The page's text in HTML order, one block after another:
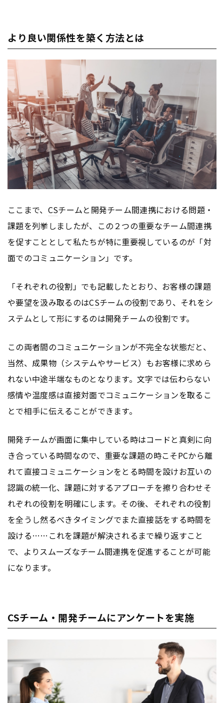
より良い関係性を築く方法とは
ここまで、 CSチームと開発チーム間連携における問題・
課題を列挙しましたが、この２つの重要なチーム間連携
を促すこととして私たちが特に重要視しているのが「対
面でのコミュニケーション」です。
「それぞれの役割」でも記載したとおり、お客様の課題
や要望を汲み取るのはCSチームの役割であり、それをシ
ステムとして形にするのは開発チームの役割です。
この両者間のコミュニケーションが不完全な状態だと、
当然、成果物（システムやサービス）もお客様に求めら
れない中途半端なものとなります。文字では伝わらない
感情や温度感は直接対面でコミュニケーションを取るこ
とで相手に伝えることができます。
開発チームが画面に集中している時はコードと真剣に向
き合っている時間なので、重要な課題の時こそPCから離
れて直接コミュニケーションをとる時間を設けお互いの
認識の統一化、課題に対するアプローチを擦り合わせそ
れぞれの役割を明確にします。その後、それぞれの役割
を全うし然るべきタイミングでまた直接話をする時間を
設ける……これを課題が解決されるまで繰り返すこと
で、よりスムーズなチーム間連携を促進することが可能
になります。
CSチーム・開発チームにアンケートを実施